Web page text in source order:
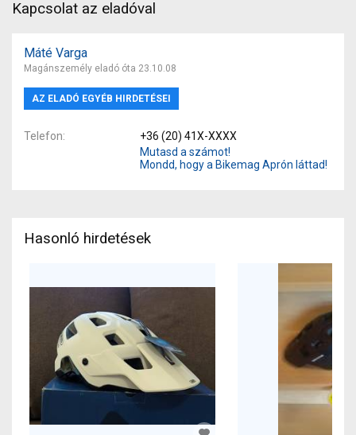
Kapcsolat az eladóval
Máté Varga
Magánszemély eladó óta 23.10.08
AZ ELADÓ EGYÉB HIRDETÉSEI
Telefon
+36 (20) 41X-XXXX
Mutasd a számot!
Mondd, hogy a Bikemag Aprón láttad!
Hasonló hirdetések